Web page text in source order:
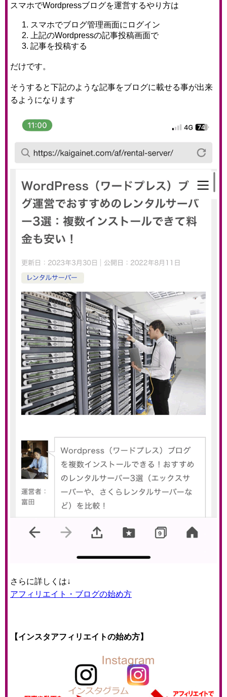
スマホでWordpressブログを運営するやり方は
スマホでブログ管理画面にログイン
上記のWordpressの記事投稿画面で
記事を投稿する
だけです。
そうすると下記のような記事をブログに載せる事が出来
るようになります
さらに詳しくは↓
アフィリエイト・ブログの始め方
【インスタアフィリエイトの始め方】